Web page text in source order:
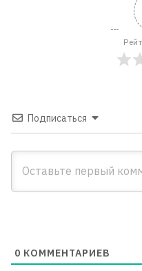
Подписаться
0 КОММЕНТАРИЕВ